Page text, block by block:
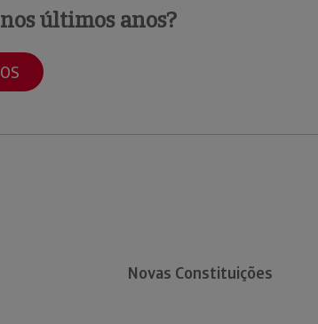
últimos anos?
Novas Constituições